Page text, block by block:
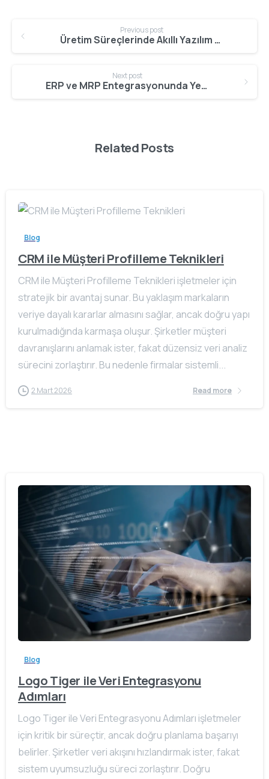
Reading
Previous post
Üretim Süreçlerinde Akıllı Yazılım Çözümleri
Next post
ERP ve MRP Entegrasyonunda Yeni Yaklaşımlar
Related Posts
Blog
CRM ile Müşteri Profilleme Teknikleri
CRM ile Müşteri Profilleme Teknikleri işletmeler için
stratejik bir avantaj sunar. Bu yaklaşım markaların
veriye dayalı kararlar almasını sağlar, ancak doğru yapı
kurulmadığında karmaşa oluşur. Şirketler müşteri
davranışlarını anlamak ister, fakat düzensiz veri analiz
sürecini zorlaştırır. Bu nedenle firmalar sistemli...
2 Mart 2026 Read more
Blog
Logo Tiger ile Veri Entegrasyonu
Adımları
Logo Tiger ile Veri Entegrasyonu Adımları işletmeler
için kritik bir süreçtir, ancak doğru planlama başarıyı
belirler. Şirketler veri akışını hızlandırmak ister, fakat
sistem uyumsuzluğu süreci zorlaştırır. Doğru